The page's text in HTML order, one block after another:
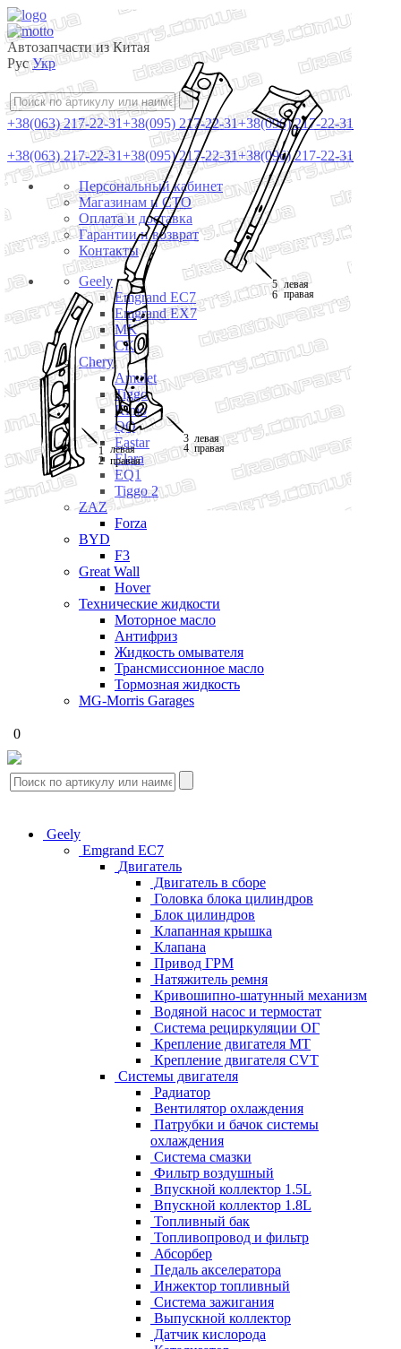
Автозапчасти из Китая
Рус Укр
+38(063) 217-22-31+38(095) 217-22-31+38(096) 217-22-31
+38(063) 217-22-31+38(095) 217-22-31+38(096) 217-22-31
Персональный кабинет
Магазинам и СТО
Оплата и доставка
Гарантии и возврат
Контакты
Geely
Emgrand EC7
Emgrand EX7
MK
CK
Chery
Amulet
Tiggo
Kimo
QQ
Eastar
Elara
EQ1
Tiggo 2
ZAZ
Forza
BYD
F3
Great Wall
Hover
Технические жидкости
Моторное масло
Антифриз
Жидкость омывателя
Трансмиссионное масло
Тормозная жидкость
MG-Morris Garages
0
Geely
Emgrand EC7
Двигатель
Двигатель в сборе
Головка блока цилиндров
Блок цилиндров
Клапанная крышка
Клапана
Привод ГРМ
Натяжитель ремня
Кривошипно-шатунный механизм
Водяной насос и термостат
Система рециркуляции ОГ
Крепление двигателя MT
Крепление двигателя CVT
Системы двигателя
Радиатор
Вентилятор охлаждения
Патрубки и бачок системы
охлаждения
Система смазки
Фильтр воздушный
Впускной коллектор 1.5L
Впускной коллектор 1.8L
Топливный бак
Топливопровод и фильтр
Абсорбер
Педаль акселератора
Инжектор топливный
Система зажигания
Выпускной коллектор
Датчик кислорода
1
3
4
2
5
6
левая
правая
левая
правая
левая
правая